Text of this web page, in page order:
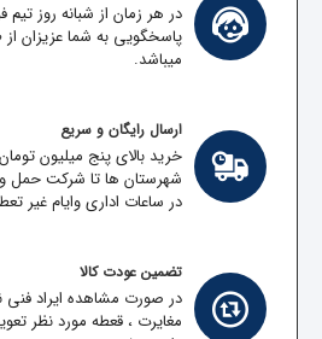
در هر زمان از شبانه روز
پاسخگویی به شما عزیزان
میباشد.
ارسال رایگان و سریع
خرید بالای پنج میلیون
در ساعات اداری وایام غیر
تضمین عودت کالا
در صورت مشاهده ایراد فنی
مغایرت ، قعطه مورد نظر